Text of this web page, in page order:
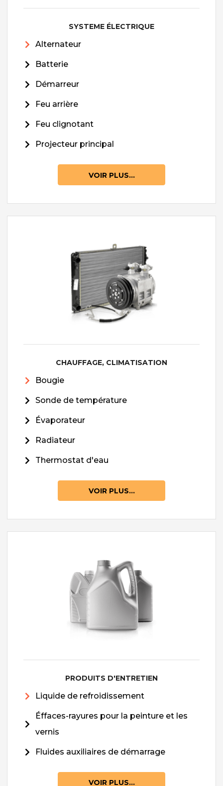
SYSTEME ÉLECTRIQUE
Alternateur
Batterie
Démarreur
Feu arrière
Feu clignotant
Projecteur principal
VOIR PLUS...
CHAUFFAGE, CLIMATISATION
Bougie
Sonde de température
Évaporateur
Radiateur
Thermostat d'eau
VOIR PLUS...
PRODUITS D'ENTRETIEN
Liquide de refroidissement
Éffaces-rayures pour la peinture et les
vernis
Fluides auxiliaires de démarrage
VOIR PLUS...